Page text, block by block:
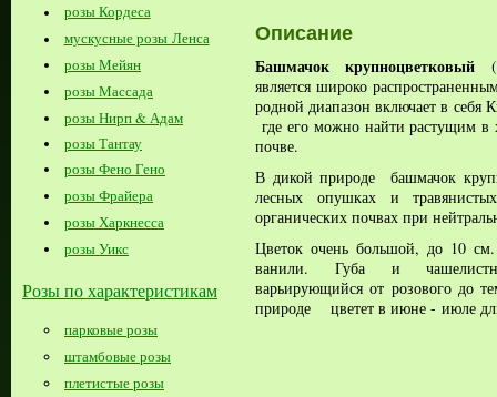
розы Кордеса
мускусные розы Ленса
розы Мейян
розы Массада
розы Нирп & Адам
розы Тантау
розы Фено Гено
розы Фрайера
розы Харкнесса
розы Уикс
Розы по характеристикам
парковые розы
штамбовые розы
плетистые розы
Описание
Башмачок крупноцветковый (
является широко
родной диапазон включает в
где его можно найти растущим в
почве.
В дикой природе башмачок
лесных опушках и
органических почвах при
Цветок очень большой, до 10
ванили. Губа и
варьирующийся от розового до
природе цветет в июне - июле